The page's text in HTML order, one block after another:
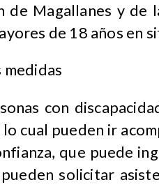
de Magallanes y de
de 18 años en
medidas
con
cual pueden ir
que puede
solicitar